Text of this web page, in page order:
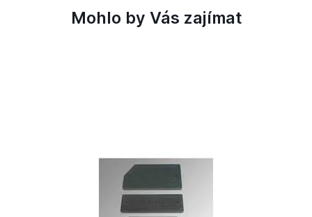
Mohlo by Vás zajímat